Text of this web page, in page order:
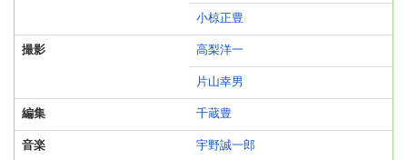
小椋正豊
撮影 高梨洋一
片山幸男
編集 千蔵豊
音楽 宇野誠一郎